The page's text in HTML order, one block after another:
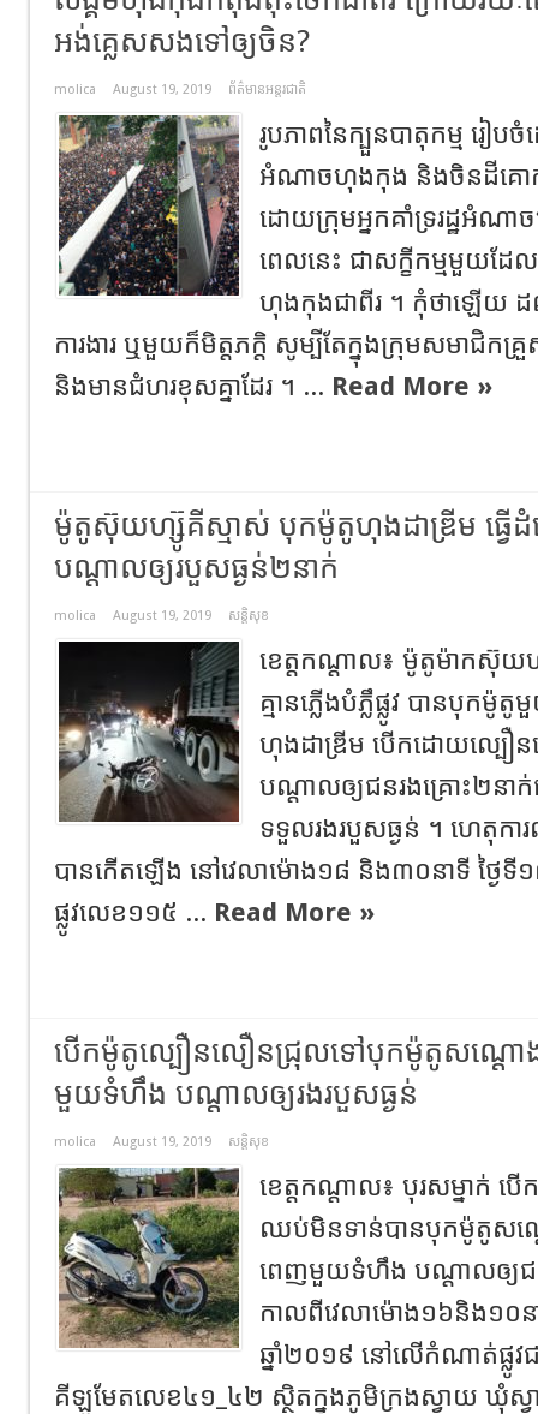
អង់គ្លេសសងទៅឲ្យ​ចិន?
molica August 19, 2019 ព័ត៌មានអន្តរជាតិ
រូបភាព​នៃ​ក្បួនបាតុកម្ម​ រៀបចំ​
អំណាចហុងកុង និង​ចិនដីគោក
ដោយ​ក្រុម​អ្នកគាំទ្រ​រដ្ឋអំ
ពេល​នេះ ជា​សក្ខីកម្ម​មួយ​ដែ
ហុងកុង​ជា​ពីរ ។ កុំ​ថា​ឡើយ ​ដ
ការងារ ឬ​មួយ​ក៏​មិត្តភក្តិ សូម្បី​តែ​ក្នុង​ក្រុម​សមាជិ
និង​មាន​ជំហរ​ខុស​គ្នា​ដែរ ។ ... Read More »
ម៉ូតូស៊ុយហ្ស៊ូគីស្មាស់ បុកម៉ូតូហុងដាឌ្រីម ធ្វើដំ
បណ្ដាលឲ្យរបួសធ្ងន់២នាក់
molica August 19, 2019 សន្តិសុខ
ខេត្តកណ្ដាល៖ ម៉ូតូម៉ាកស៊ុយ
គ្មានភ្លើងបំភ្លឹផ្លូវ បានបុក
ហុងដាឌ្រីម បើកដោយល្បឿន
បណ្ដាលឲ្យជនរងគ្រោះ២នាក់
ទទួលរងរបួសធ្ងន់ ។ ហេតុការ
បានកើតឡើង នៅវេលាម៉ោង១៨ និង៣០នាទី ថ្ងៃទី
ផ្លូវលេខ១១៥ ... Read More »
បើកម៉ូតូល្បឿនលឿនជ្រុលទៅបុកម៉ូតូសណ្ដោ
មួយទំហឹង បណ្ដាលឲ្យរងរបួសធ្ងន់
molica August 19, 2019 សន្តិសុខ
ខេត្តកណ្ដាល៖ បុរសម្នាក់
ឈប់មិនទាន់បានបុកម៉ូតូសណ្
ពេញមួយទំហឹង បណ្ដាលឲ្យជ
កាលពីវេលាម៉ោង១៦និង១០ន
ឆ្នាំ២០១៩ នៅលើកំណាត់ផ្លូវ
គីឡូមែតលេខ៤១_៤២ ស្ថិតក្នុងភូមិក្រងស្វាយ ឃុំស្